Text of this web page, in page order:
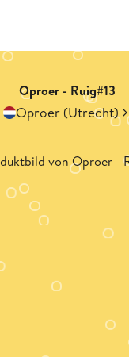
Oproer - Ruig#13
Oproer (Utrecht)